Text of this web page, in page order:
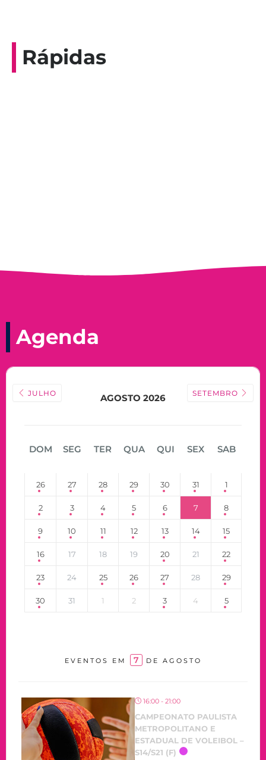
Rápidas
Agenda
JULHO AGOSTO 2026 SETEMBRO
DOM SEG TER QUA QUI SEX SAB
26 27 28 29 30 31 1
2 3 4 5 6 7 8
9 10 11 12 13 14 15
16 17 18 19 20 21 22
23 24 25 26 27 28 29
30 31 1 2 3 4 5
EVENTOS EM 7 DE AGOSTO
16:00 - 21:00
CAMPEONATO PAULISTA
METROPOLITANO E
ESTADUAL DE VOLEIBOL –
S14/S21 (F)